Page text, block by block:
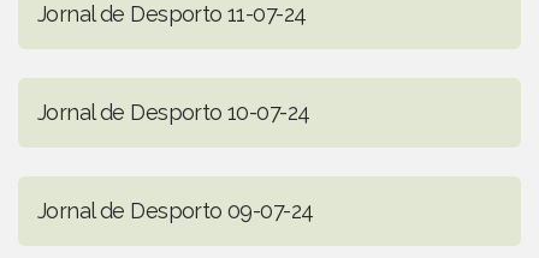
Jornal de Desporto 11-07-24
Jornal de Desporto 10-07-24
Jornal de Desporto 09-07-24